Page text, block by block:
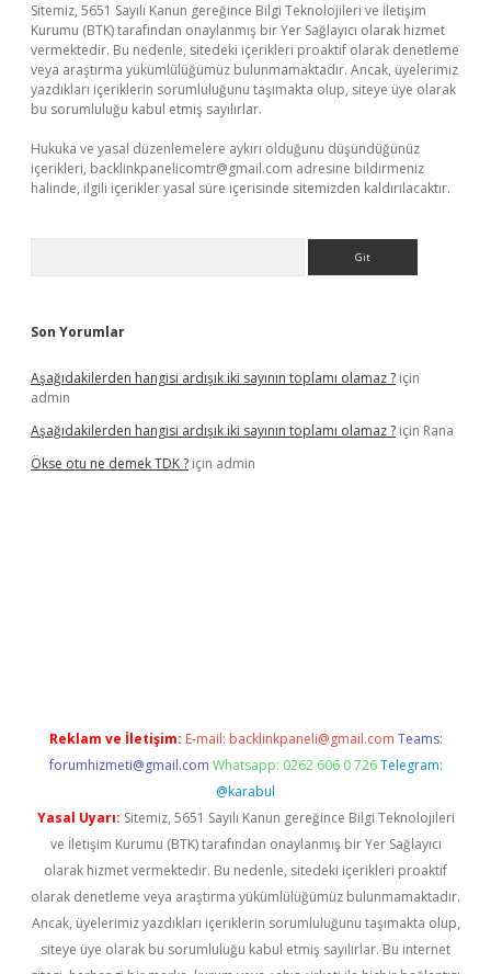
Sitemiz, 5651 Sayılı Kanun gereğince Bilgi Teknolojileri ve İletişim
Kurumu (BTK) tarafından onaylanmış bir Yer Sağlayıcı olarak hizmet
vermektedir. Bu nedenle, sitedeki içerikleri proaktif olarak denetleme
veya araştırma yükümlülüğümüz bulunmamaktadır. Ancak, üyelerimiz
yazdıkları içeriklerin sorumluluğunu taşımakta olup, siteye üye olarak
bu sorumluluğu kabul etmiş sayılırlar.
Hukuka ve yasal düzenlemelere aykırı olduğunu düşündüğünüz
içerikleri, backlinkpanelicomtr@gmail.com adresine bildirmeniz
halinde, ilgili içerikler yasal süre içerisinde sitemizden kaldırılacaktır.
Son Yorumlar
Aşağıdakilerden hangisi ardışık iki sayının toplamı olamaz ? için
admin
Aşağıdakilerden hangisi ardışık iki sayının toplamı olamaz ? için Rana
Ökse otu ne demek TDK ? için admin
Reklam ve İletişim: E-mail: backlinkpaneli@gmail.com Teams:
forumhizmeti@gmail.com Whatsapp: 0262 606 0 726 Telegram:
@karabul
Yasal Uyarı: Sitemiz, 5651 Sayılı Kanun gereğince Bilgi Teknolojileri
ve İletişim Kurumu (BTK) tarafından onaylanmış bir Yer Sağlayıcı
olarak hizmet vermektedir. Bu nedenle, sitedeki içerikleri proaktif
olarak denetleme veya araştırma yükümlülüğümüz bulunmamaktadır.
Ancak, üyelerimiz yazdıkları içeriklerin sorumluluğunu taşımakta olup,
siteye üye olarak bu sorumluluğu kabul etmiş sayılırlar. Bu internet